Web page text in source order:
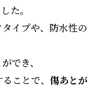
た。
イプや、防水性の
でき、
ことで、 傷あとが